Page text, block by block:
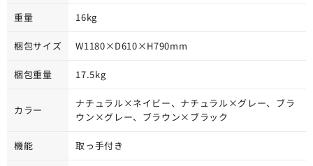
重量 16kg
梱包サイズ W1180×D610×H790mm
梱包重量 17.5kg
カラー
ナチュラル×ネイビー、ナチュラル×グレー、ブラ
ウン×グレー、ブラウン×ブラック
機能 取っ手付き